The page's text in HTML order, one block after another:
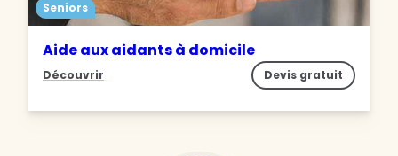
Seniors
Aide aux aidants à domicile
Découvrir Devis gratuit